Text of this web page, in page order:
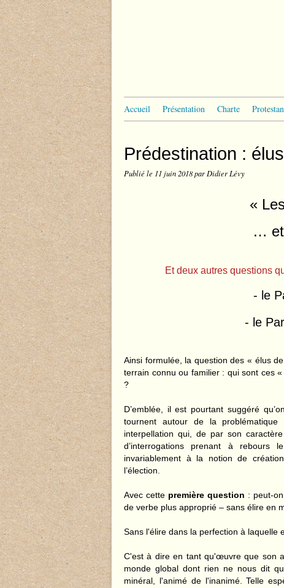
Accueil Présentation Charte
Prédestination :
Publié le 11 juin 2018par Didier Lévy
«
… et
Et deux autres questions
- le
- le
Ainsi formulée, la question des « élus
terrain connu ou familier : qui sont ces
?
D’emblée, il est pourtant suggéré
tournent autour de la
interpellation qui, de par son
d’interrogations prenant à rebours
invariablement à la notion de
l’élection.
Avec cette première question : peut-
de verbe plus approprié – sans élire en
Sans l'élire dans la perfection à
C'est à dire en tant qu'œuvre que son
monde global dont rien ne nous dit
minéral, l'animé de l'inanimé. Telle